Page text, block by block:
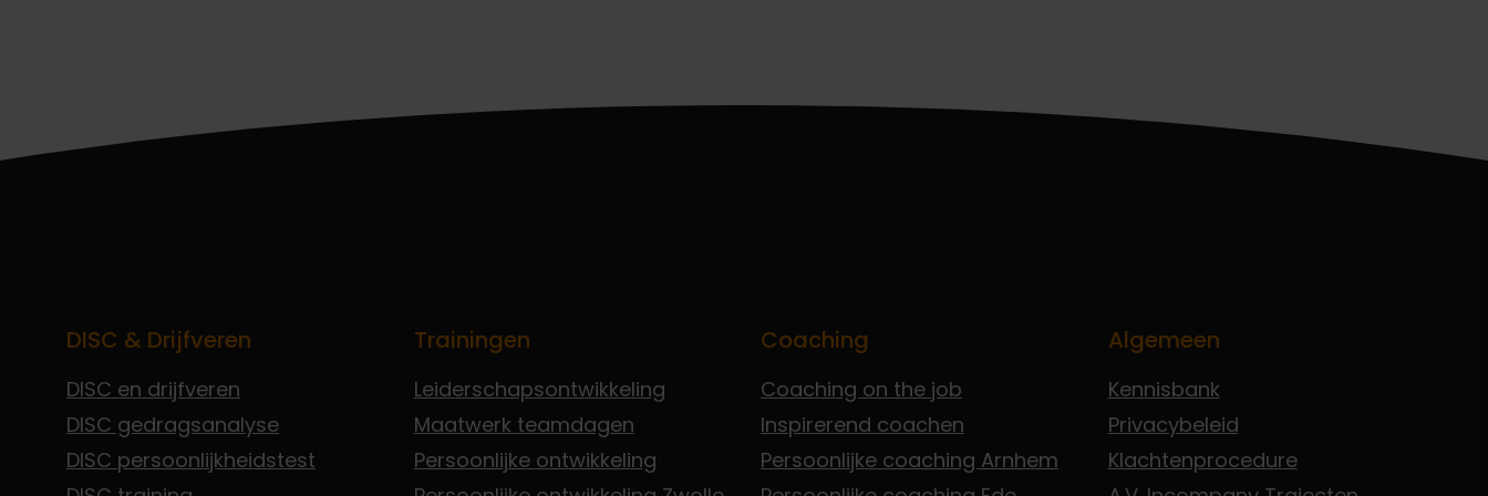
DISC & Drijfveren
DISC en drijfveren
DISC gedragsanalyse
DISC persoonlijkheidstest
Trainingen
Leiderschapsontwikkeling
Maatwerk teamdagen
Persoonlijke ontwikkeling
Coaching
Coaching on the job
Inspirerend coachen
Persoonlijke coaching Arnhem
Algemeen
Kennisbank
Privacybeleid
Klachtenprocedure